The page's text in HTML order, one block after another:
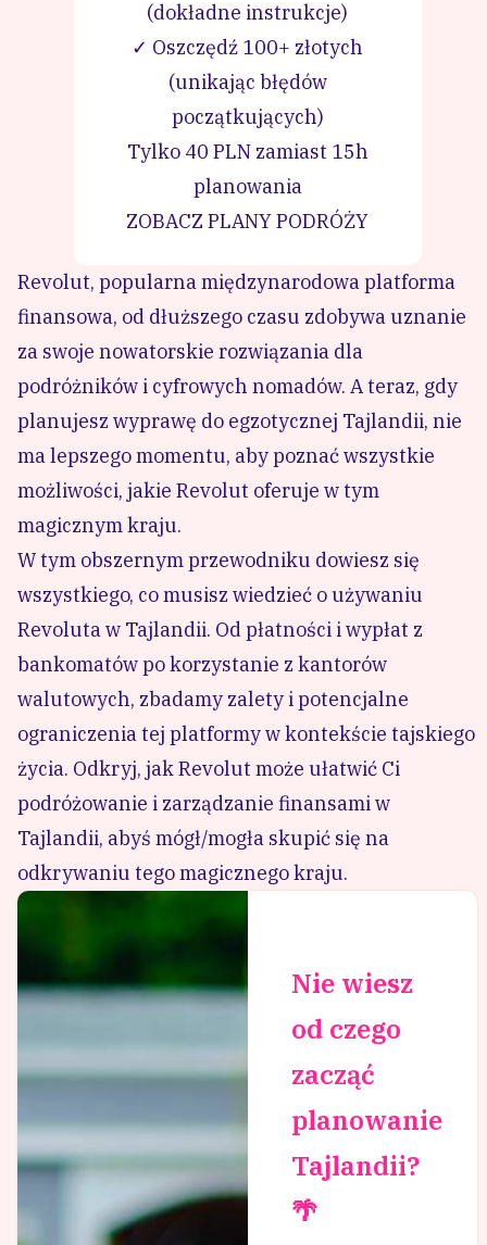
(dokładne instrukcje)
✓ Oszczędź 100+ złotych
(unikając błędów
początkujących)
Tylko 40 PLN zamiast 15h
planowania
ZOBACZ PLANY PODRÓŻY
Revolut, popularna międzynarodowa platforma
finansowa, od dłuższego czasu zdobywa uznanie
za swoje nowatorskie rozwiązania dla
podróżników i cyfrowych nomadów. A teraz, gdy
planujesz wyprawę do egzotycznej Tajlandii, nie
ma lepszego momentu, aby poznać wszystkie
możliwości, jakie Revolut oferuje w tym
magicznym kraju.
W tym obszernym przewodniku dowiesz się
wszystkiego, co musisz wiedzieć o używaniu
Revoluta w Tajlandii. Od płatności i wypłat z
bankomatów po korzystanie z kantorów
walutowych, zbadamy zalety i potencjalne
ograniczenia tej platformy w kontekście tajskiego
życia. Odkryj, jak Revolut może ułatwić Ci
podróżowanie i zarządzanie finansami w
Tajlandii, abyś mógł/mogła skupić się na
odkrywaniu tego magicznego kraju.
Nie wiesz
od czego
zacząć
planowanie
Tajlandii?
🌴